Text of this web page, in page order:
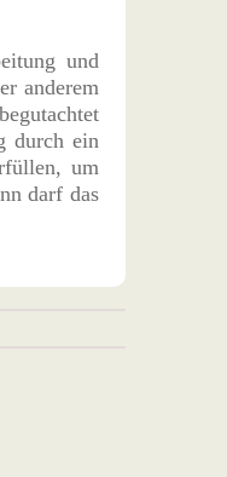
und
anderem
durch ein
um
darf das